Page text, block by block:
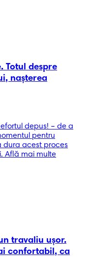
Totul despre
nașterea
depus! – de a
pentru
dura acest proces
Află mai multe
travaliu ușor.
confortabil, ca